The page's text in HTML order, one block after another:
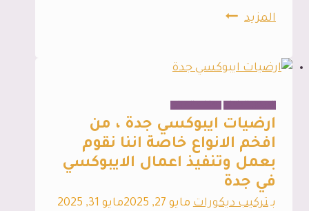
المزيدرفوف
جدارية
،
مع
تفصيل
رفوف
خشب
بجدة
ارضيات ايبوكسي جدة ، من
افخم الانواع خاصة اننا نقوم
بعمل وتنفيذ اعمال الايبوكسي
في جدة
بـتركيب ديكورات مايو 27, 2025 مايو 31, 2025